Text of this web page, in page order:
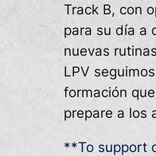
Track B, con
para su día a
nuevas
LPV
formación
prepare a los
**To support